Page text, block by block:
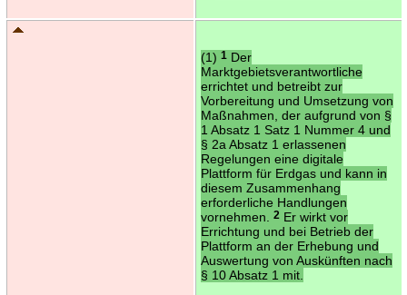
(1) 1Der
Marktgebietsverantwortliche
errichtet und betreibt zur
Vorbereitung und Umsetzung von
Maßnahmen, der aufgrund von §
1 Absatz 1 Satz 1 Nummer 4 und
§ 2a Absatz 1 erlassenen
Regelungen eine digitale
Plattform für Erdgas und kann in
diesem Zusammenhang
erforderliche Handlungen
vornehmen.
2Er wirkt vor
Errichtung und bei Betrieb der
Plattform an der Erhebung und
Auswertung von Auskünften nach
§ 10 Absatz 1 mit.